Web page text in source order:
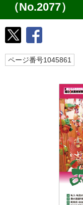
（No.2077）
ページ番号1045861